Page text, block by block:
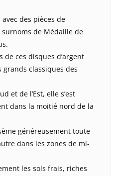
avec des pièces de
de Médaille de
de ces disques d’argent
grands classiques des
et de l’Est, elle s’est
dans la moitié nord de la
généreusement toute
dans les zones de mi-
les sols frais, riches